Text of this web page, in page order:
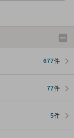
677件
77件
5件